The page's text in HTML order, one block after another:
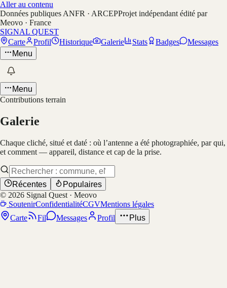
Aller au contenu
Données publiques ANFR · ARCEPProjet indépendant édité par
Meovo · France
SIGNAL QUEST
Carte
Profil Historique Galerie Stats Badges
Messages
Menu
Menu
Contributions terrain
Galerie
Chaque cliché, situé et daté : où l’antenne a été photographiée, par qui,
et comment — appareil, distance et cap de la prise.
Récentes
Populaires
© 2026 Signal Quest · Meovo
SoutenirConfidentialitéCGVMentions légales
Carte
Fil Messages Profil Plus